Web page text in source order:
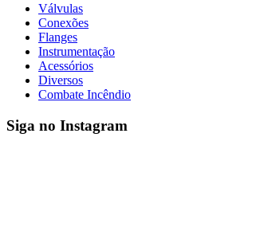
Válvulas
Conexões
Flanges
Instrumentação
Acessórios
Diversos
Combate Incêndio
Siga no Instagram